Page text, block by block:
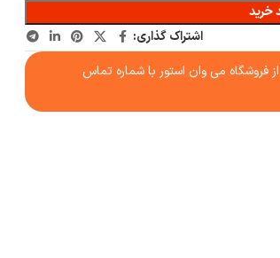
خرید
اشتراک گذاری:
می وان استور با شماره تماس